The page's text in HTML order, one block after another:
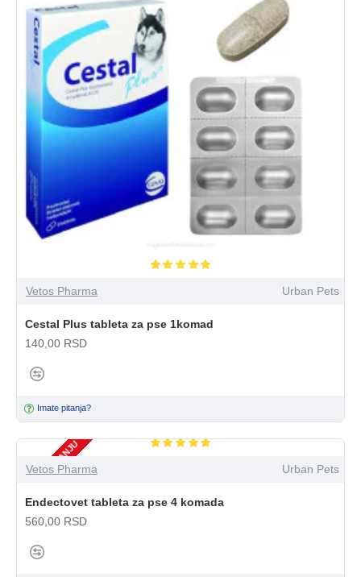
Vetos Pharma Urban Pets
Cestal Plus tableta za pse 1komad
140,00 RSD
Imate pitanja?
NEMA NA STANJU
Vetos Pharma Urban Pets
Endectovet tableta za pse 4 komada
560,00 RSD